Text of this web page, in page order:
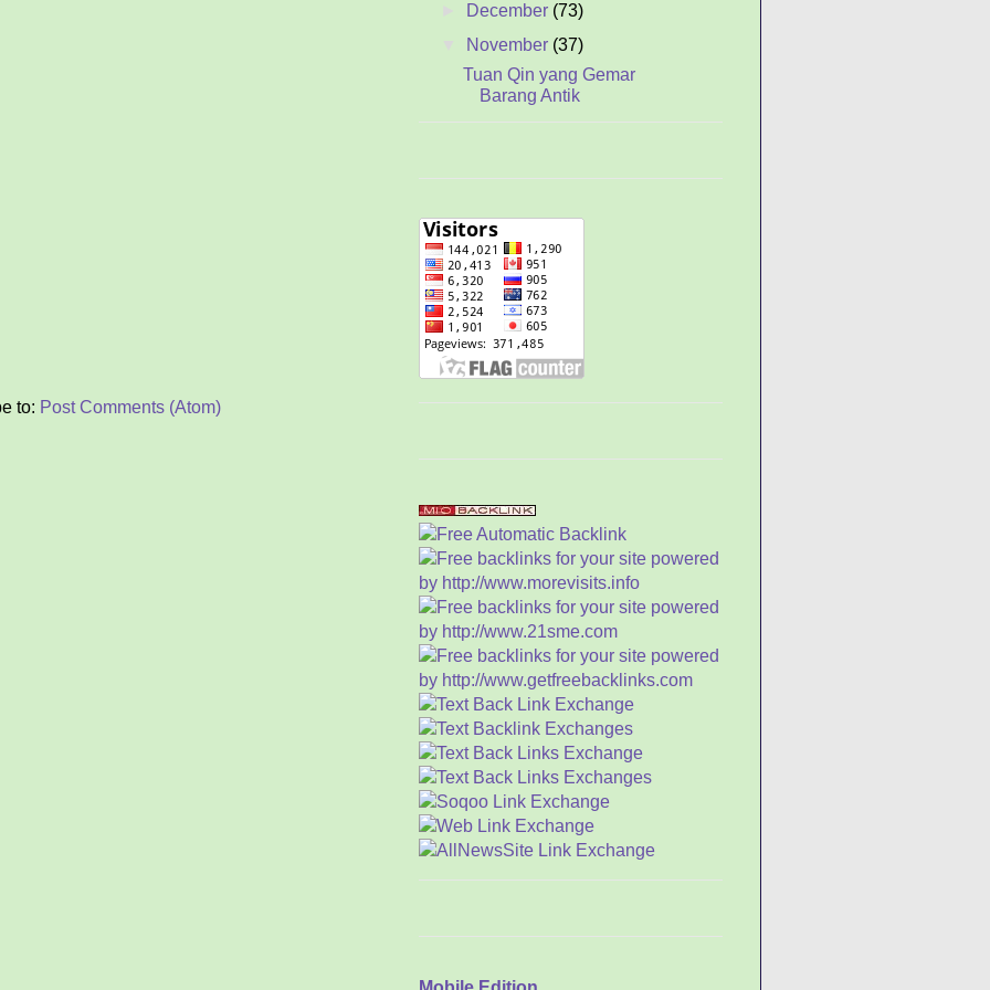
to: Post Comments (Atom)
December (73)
November (37)
Tuan Qin yang Gemar
Barang Antik
Bebas Penyakit
Sifat-sifat Tuhan Menurut
Xun Zi
Satu yang Menembusi
Semuanya
Konfusianitas
Riwayat Bingcu Atau
Mencius
Waspada)
Budi Luhur Orang Besar
Orang Baik Tak Suka
Berdebat, Orang yang
Suka Berd...
Berterima Kasih Ketika
Dikritik
Kho Ping Hoo (1926-
1994) : Legenda Cerita
Silat
Yu Agung Mengatasi
Banjir
Legenda Li Chung Yun